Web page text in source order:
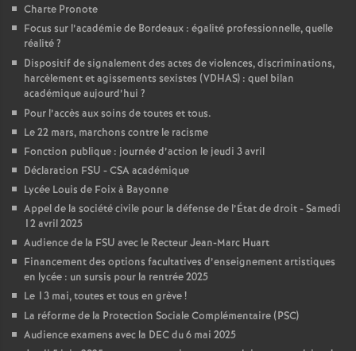
o
u
s
Charte Pronote
Focus sur l’académie de Bordeaux : égalité professionnelle, quelle
réalité?
Dispositif de signalement des actes de violences, discriminations,
harcèlement et agissements sexistes (VDHAS) : quel bilan
académique aujourd’hui ?
Pour l’accès aux soins de toutes et tous.
Le 22 mars, marchons contre le racisme
Fonction publique : journée d’action le jeudi 3 avril
Déclaration FSU - CSA académique
Lycée Louis de Foix à Bayonne
Appel de la société civile pour la défense de l’État de droit - Samedi
12 avril 2025
Audience de la FSU avec le Recteur Jean-Marc Huart
Financement des options facultatives d’enseignement artistiques
en lycée : un sursis pour la rentrée 2025
Le 13 mai, toutes et tous en grève!
La réforme de la Protection Sociale Complémentaire (PSC)
Audience examens avec la DEC du 6 mai 2025